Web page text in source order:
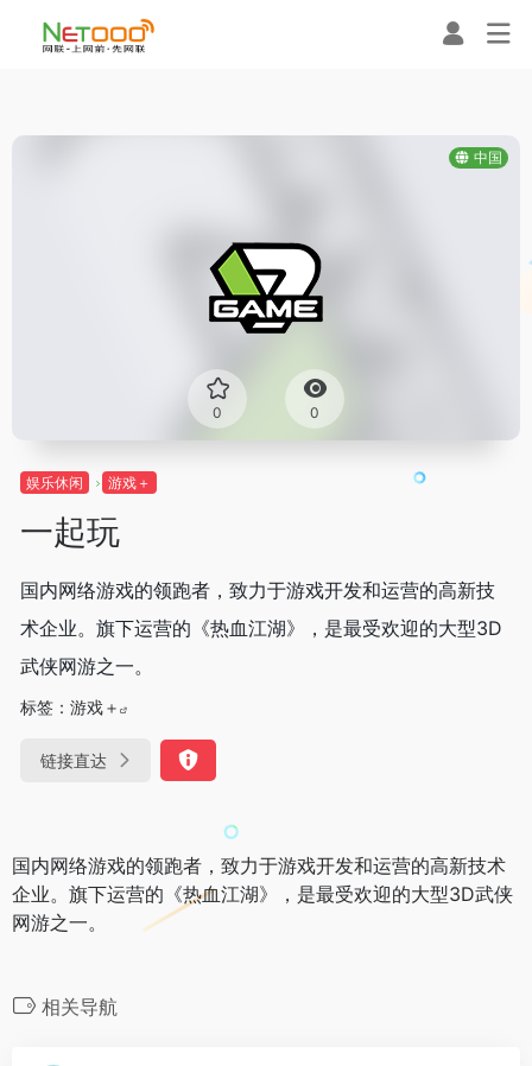
中国
0 0
娱乐休闲 游戏＋
一起玩
国内网络游戏的领跑者，致力于游戏开发和运营的高新技
术企业。旗下运营的《热血江湖》，是最受欢迎的大型3D
武侠网游之一。
标签： 游戏＋
链接直达
国内网络游戏的领跑者，致力于游戏开发和运营的高新技术
企业。旗下运营的《热血江湖》，是最受欢迎的大型3D武侠
网游之一。
相关导航